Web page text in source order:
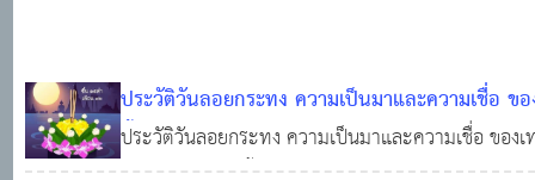
ประวัติวันลอยกระทง ความเป็นมาและความเชื่อ
ขึ้น 15 ค่ำ เดือน 12
23 พ.ย. 2561 0
ประวัติวันลอยกระทง ความเป็นมาและความเชื่อ ของ